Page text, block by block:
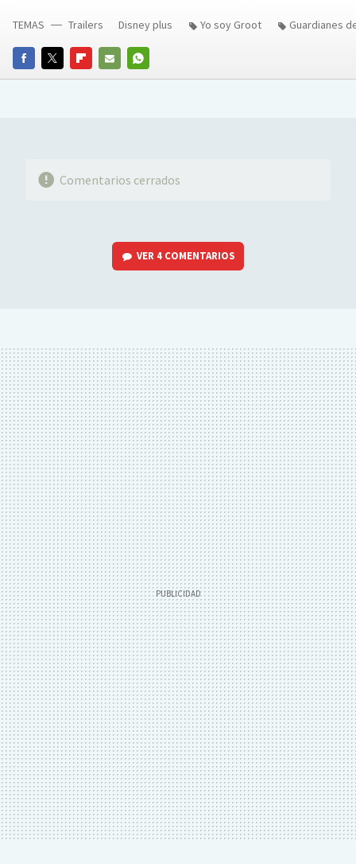
FACEBOOKTWITTERFLIPBOARD
E-
WHATSAPP
TEMAS Trailers Disney plus Yo soy Groot Guardianes
Comentarios cerrados
VER 4 COMENTARIOS